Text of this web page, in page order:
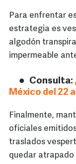
Para enfrentar
estrategia es
algodón
impermeable
Consulta:
México del 22
Finalmente,
oficiales
traslados
quedar